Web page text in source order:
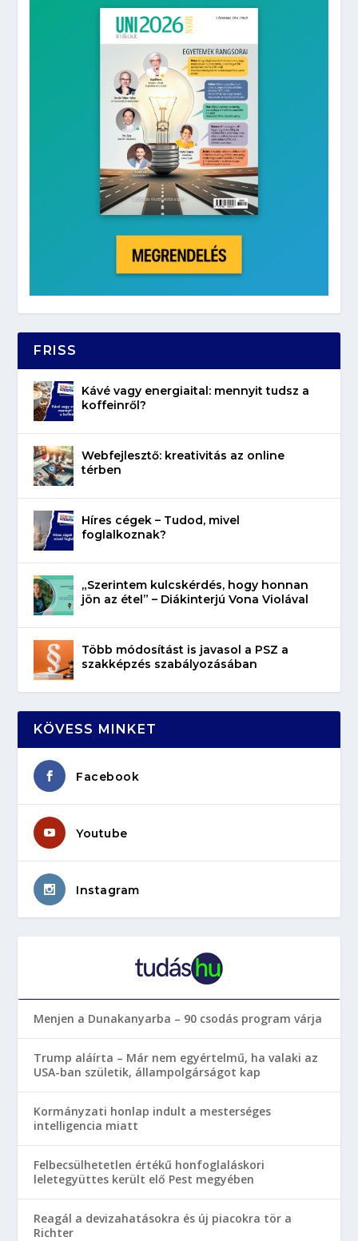
FRISS
Kávé vagy energiaital: mennyit tudsz a
koffeinről?
Webfejlesztő: kreativitás az online
térben
Híres cégek – Tudod, mivel
foglalkoznak?
„Szerintem kulcskérdés, hogy honnan
jön az étel” – Diákinterjú Vona Violával
Több módosítást is javasol a PSZ a
szakképzés szabályozásában
KÖVESS MINKET
Facebook
Youtube
Instagram
Menjen a Dunakanyarba – 90 csodás program várja
Trump aláírta – Már nem egyértelmű, ha valaki az
USA-ban születik, állampolgárságot kap
Kormányzati honlap indult a mesterséges
intelligencia miatt
Felbecsülhetetlen értékű honfoglaláskori
leletegyüttes került elő Pest megyében
Reagál a devizahatásokra és új piacokra tör a
Richter